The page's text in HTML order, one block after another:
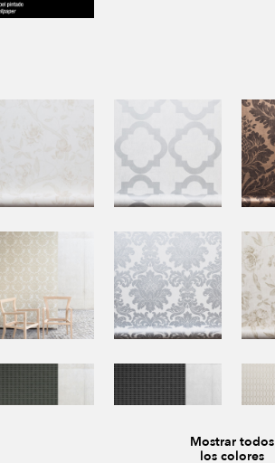
Mostrar todos
los colores